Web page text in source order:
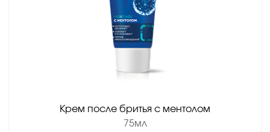
Крем после бритья с ментолом
75мл